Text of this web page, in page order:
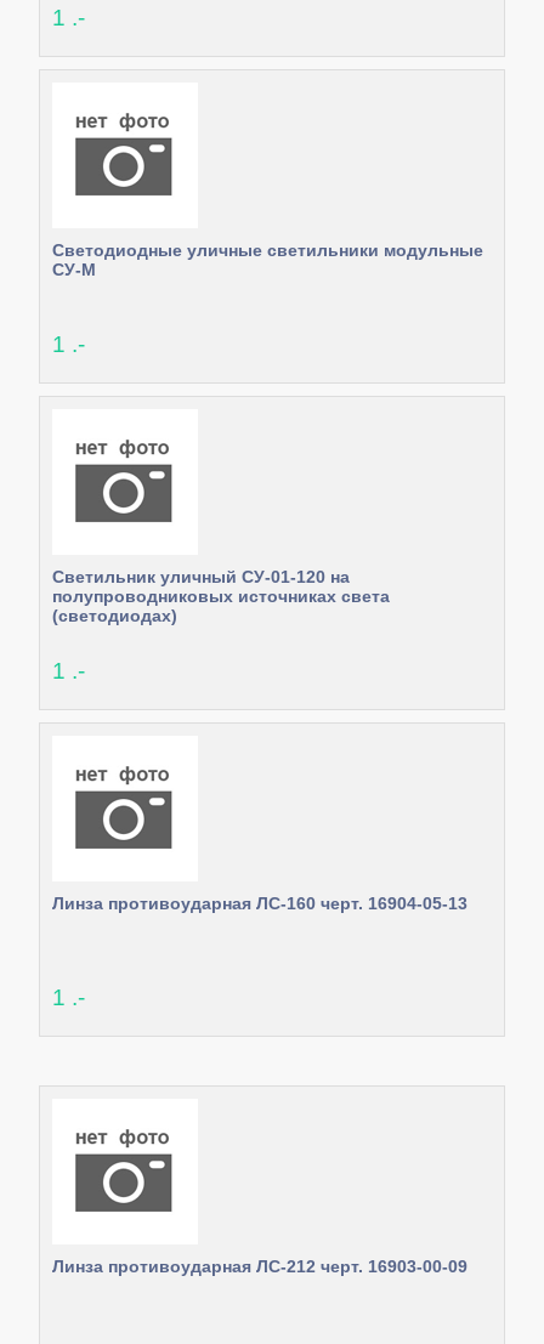
1 .-
Светодиодные уличные светильники модульные
СУ-М
1 .-
Светильник уличный СУ-01-120 на
полупроводниковых источниках света
(светодиодах)
1 .-
Линза противоударная ЛС-160 черт. 16904-05-13
1 .-
Линза противоударная ЛС-212 черт. 16903-00-09